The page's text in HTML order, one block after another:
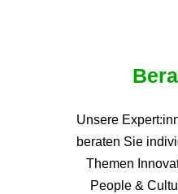
Unsere
beraten Sie
Themen
People &